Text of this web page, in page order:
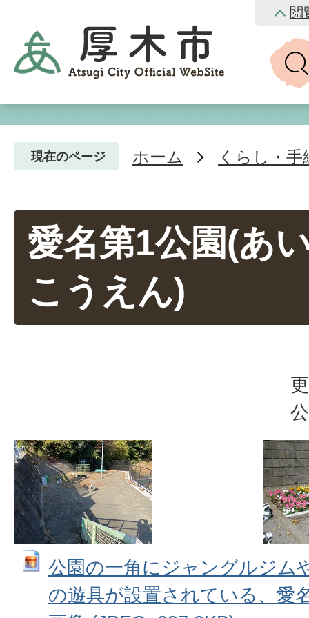
閲
現在のページ ホーム くらし・手
愛名第1公園(あ
こうえん)
公園の一角にジャングルジム
の遊具が設置されている、愛